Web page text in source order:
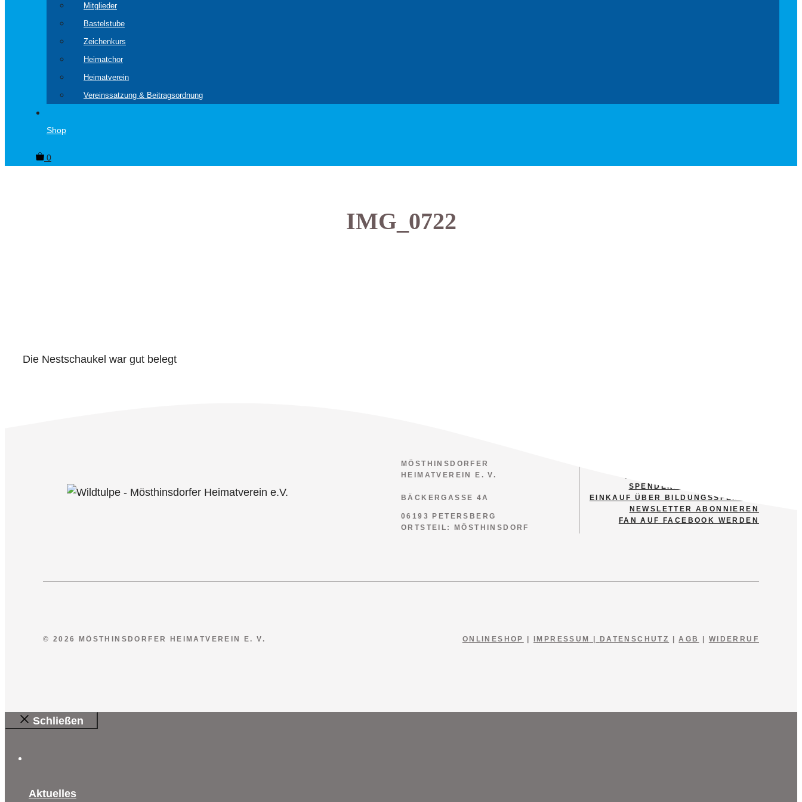
Mitglieder
Bastelstube
Zeichenkurs
Heimatchor
Heimatverein
Vereinssatzung & Beitragsordnung
Shop
0
IMG_0722
Die Nestschaukel war gut belegt
MÖSTHINSDORFER
HEIMATVEREIN E. V.
BÄCKERGASSE 4A
06193 PETERSBERG
ORTSTEIL: MÖSTHINSDORF
SPENDENSTEIN ERWERBEN
EINKAUF ÜBER BILDUNGSSPENDER
NEWSLETTER ABONNIEREN
FAN AUF FACEBOOK WERDEN
© 2026 MÖSTHINSDORFER HEIMATVEREIN E. V. ONLINESHOP | IMPRESSUM | DATENSCHUTZ |AGB | WIDERRUF
Schließen
Aktuelles